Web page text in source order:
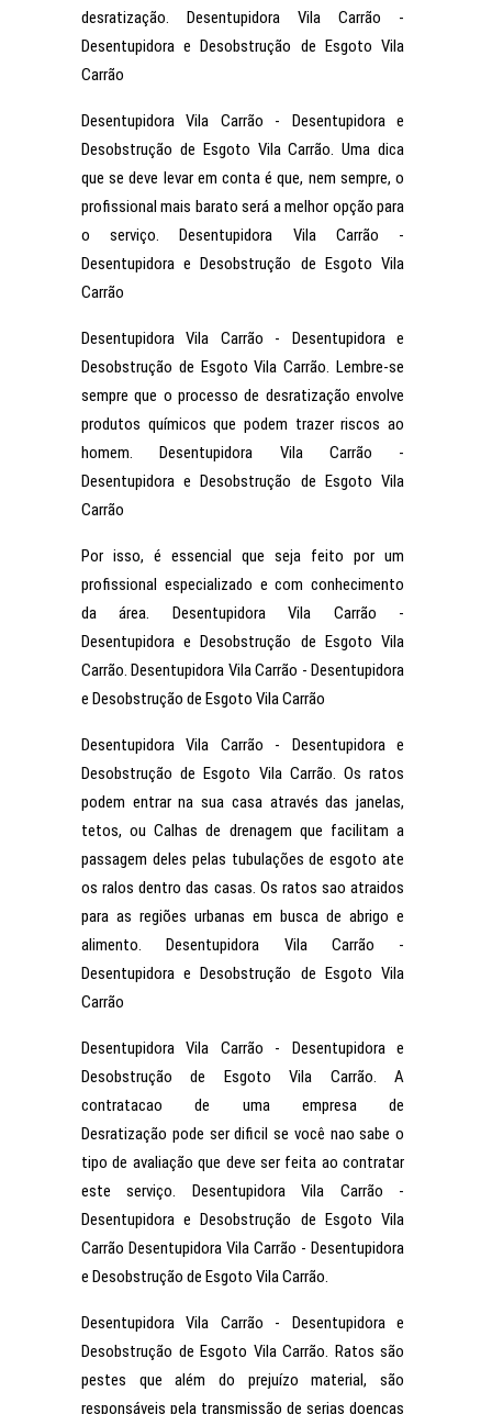
desratização. Desentupidora Vila Carrão -
Desentupidora e Desobstrução de Esgoto Vila
Carrão
Desentupidora Vila Carrão - Desentupidora e
Desobstrução de Esgoto Vila Carrão. Uma dica
que se deve levar em conta é que, nem sempre, o
profissional mais barato será a melhor opção para
o serviço. Desentupidora Vila Carrão -
Desentupidora e Desobstrução de Esgoto Vila
Carrão
Desentupidora Vila Carrão - Desentupidora e
Desobstrução de Esgoto Vila Carrão. Lembre-se
sempre que o processo de desratização envolve
produtos químicos que podem trazer riscos ao
homem. Desentupidora Vila Carrão -
Desentupidora e Desobstrução de Esgoto Vila
Carrão
Por isso, é essencial que seja feito por um
profissional especializado e com conhecimento
da área. Desentupidora Vila Carrão -
Desentupidora e Desobstrução de Esgoto Vila
Carrão. Desentupidora Vila Carrão - Desentupidora
e Desobstrução de Esgoto Vila Carrão
Desentupidora Vila Carrão - Desentupidora e
Desobstrução de Esgoto Vila Carrão. Os ratos
podem entrar na sua casa através das janelas,
tetos, ou Calhas de drenagem que facilitam a
passagem deles pelas tubulações de esgoto ate
os ralos dentro das casas. Os ratos sao atraidos
para as regiões urbanas em busca de abrigo e
alimento. Desentupidora Vila Carrão -
Desentupidora e Desobstrução de Esgoto Vila
Carrão
Desentupidora Vila Carrão - Desentupidora e
Desobstrução de Esgoto Vila Carrão. A
contratacao de uma empresa de
Desratização pode ser dificil se você nao sabe o
tipo de avaliação que deve ser feita ao contratar
este serviço. Desentupidora Vila Carrão -
Desentupidora e Desobstrução de Esgoto Vila
Carrão Desentupidora Vila Carrão - Desentupidora
e Desobstrução de Esgoto Vila Carrão.
Desentupidora Vila Carrão - Desentupidora e
Desobstrução de Esgoto Vila Carrão. Ratos são
pestes que além do prejuízo material, são
responsáveis pela transmissão de serias doenças